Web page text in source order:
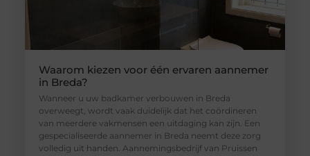
Waarom kiezen voor één ervaren aannemer
in Breda?
Wanneer u uw badkamer verbouwen in Breda
overweegt, wordt vaak duidelijk dat het coördineren
van meerdere vakmensen een uitdaging kan zijn. Een
gespecialiseerde aannemer in Breda neemt deze zorg
volledig uit handen. Aannemingsbedrijf van Pruissen